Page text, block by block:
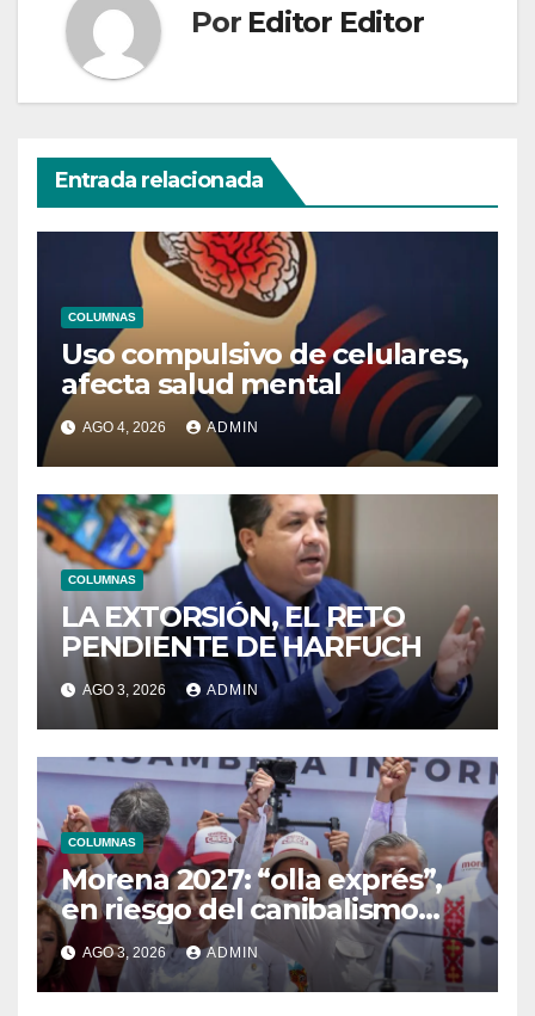
Por Editor Editor
Entrada relacionada
COLUMNAS
Uso compulsivo de celulares,
afecta salud mental
AGO 4, 2026 ADMIN
COLUMNAS
LA EXTORSIÓN, EL RETO
PENDIENTE DE HARFUCH
AGO 3, 2026 ADMIN
COLUMNAS
Morena 2027: “olla exprés”,
en riesgo del canibalismo
interno
AGO 3, 2026 ADMIN